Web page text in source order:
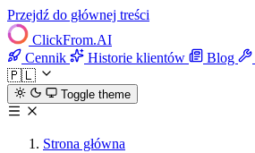
Przejdź do głównej treści
ClickFrom.AI
Cennik
Historie klientów Blog
🇵🇱
Toggle theme
Strona główna